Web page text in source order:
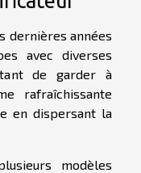
dernières années
avec diverses
de garder à
rafraîchissante
en dispersant la
modèles